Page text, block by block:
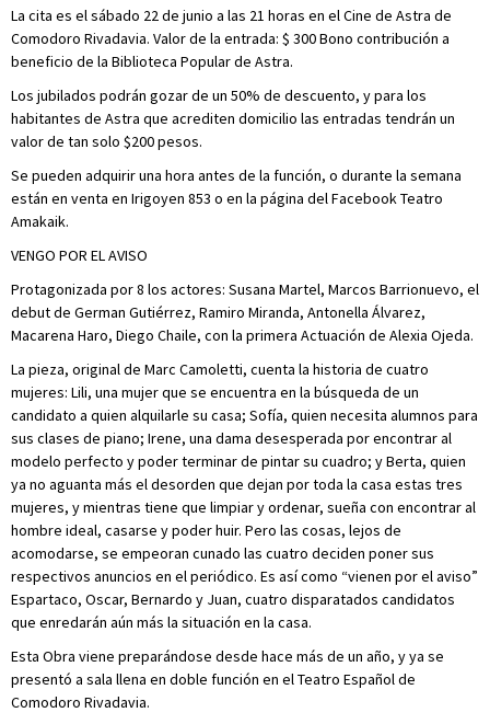
La cita es el sábado 22 de junio a las 21 horas en el Cine de Astra de
Comodoro Rivadavia. Valor de la entrada: $ 300 Bono contribución a
beneficio de la Biblioteca Popular de Astra.
Los jubilados podrán gozar de un 50% de descuento, y para los
habitantes de Astra que acrediten domicilio las entradas tendrán un
valor de tan solo $200 pesos.
Se pueden adquirir una hora antes de la función, o durante la semana
están en venta en Irigoyen 853 o en la página del Facebook Teatro
Amakaik.
VENGO POR EL AVISO
Protagonizada por 8 los actores: Susana Martel, Marcos Barrionuevo, el
debut de German Gutiérrez, Ramiro Miranda, Antonella Álvarez,
Macarena Haro, Diego Chaile, con la primera Actuación de Alexia Ojeda.
La pieza, original de Marc Camoletti, cuenta la historia de cuatro
mujeres: Lili, una mujer que se encuentra en la búsqueda de un
candidato a quien alquilarle su casa; Sofía, quien necesita alumnos para
sus clases de piano; Irene, una dama desesperada por encontrar al
modelo perfecto y poder terminar de pintar su cuadro; y Berta, quien
ya no aguanta más el desorden que dejan por toda la casa estas tres
mujeres, y mientras tiene que limpiar y ordenar, sueña con encontrar al
hombre ideal, casarse y poder huir. Pero las cosas, lejos de
acomodarse, se empeoran cunado las cuatro deciden poner sus
respectivos anuncios en el periódico. Es así como “vienen por el aviso”
Espartaco, Oscar, Bernardo y Juan, cuatro disparatados candidatos
que enredarán aún más la situación en la casa.
Esta Obra viene preparándose desde hace más de un año, y ya se
presentó a sala llena en doble función en el Teatro Español de
Comodoro Rivadavia.